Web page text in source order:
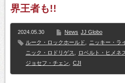
界王者も!!
2024.05.30 News JJ Globo
ルーク・ロックホールド
ニッキー・ラ
ニック・ロドリゲス
ロベルト・ヒメネ
ジョセフ・チェン
CJI